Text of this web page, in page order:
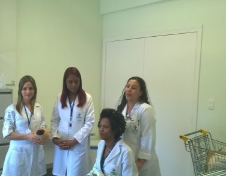
Toxina
Botulínica
Pediasuit
Esporte-
terapia
Odontologia